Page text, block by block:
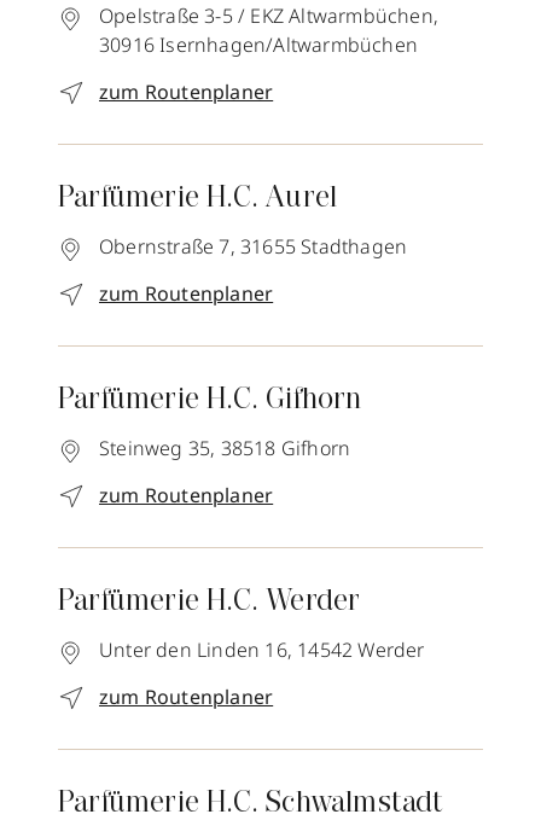
Opelstraße 3-5 / EKZ Altwarmbüchen,
30916Isernhagen/Altwarmbüchen
zum Routenplaner
Parfümerie H.C. Aurel
Obernstraße 7, 31655 Stadthagen
zum Routenplaner
Parfümerie H.C. Gifhorn
Steinweg 35, 38518 Gifhorn
zum Routenplaner
Parfümerie H.C. Werder
Unter den Linden 16, 14542 Werder
zum Routenplaner
Parfümerie H.C. Schwalmstadt